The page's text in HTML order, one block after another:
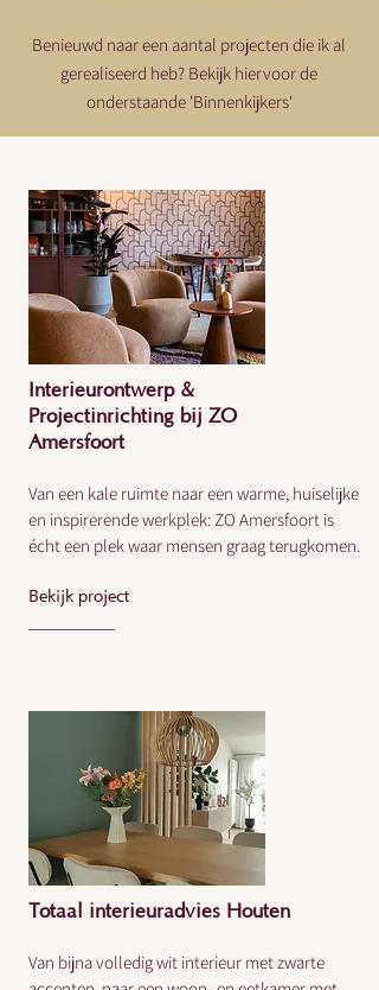
Benieuwd naar een aantal projecten die ik al
gerealiseerd heb? Bekijk hiervoor de
onderstaande 'Binnenkijkers'
Interieurontwerp &
Projectinrichting bij ZO
Amersfoort
Van een kale ruimte naar een warme, huiselijke
en inspirerende werkplek: ZO Amersfoort is
écht een plek waar mensen graag terugkomen.
Bekijk project
Totaal interieuradvies Houten
Van bijna volledig wit interieur met zwarte